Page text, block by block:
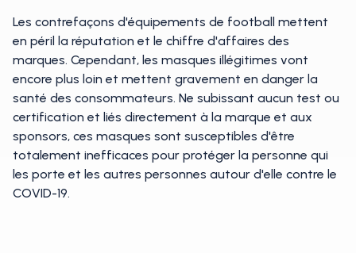
Les contrefaçons d'équipements de football mettent
en péril la réputation et le chiffre d'affaires des
marques. Cependant, les masques illégitimes vont
encore plus loin et mettent gravement en danger la
santé des consommateurs. Ne subissant aucun test ou
certification et liés directement à la marque et aux
sponsors, ces masques sont susceptibles d'être
totalement inefficaces pour protéger la personne qui
les porte et les autres personnes autour d'elle contre le
COVID-19.